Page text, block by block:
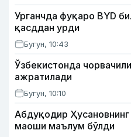
Урганчда фуқаро BYD
қасддан урди
Бугун, 10:43
Ўзбекистонда
ажратилади
Бугун, 10:10
Абдуқодир
маоши маълум бўлди